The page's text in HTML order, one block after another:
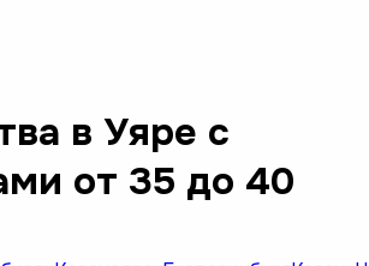
в Уяре с
от 35 до 40